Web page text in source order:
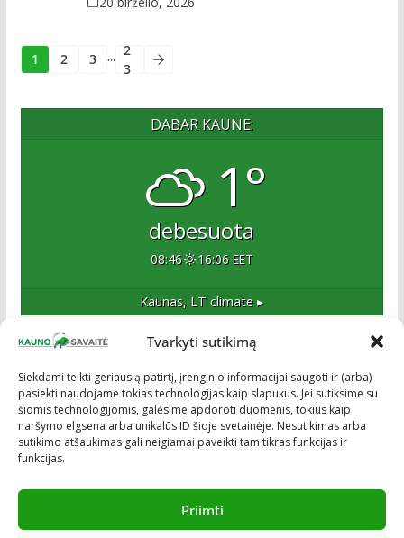
Tvarkyti sutikimą
Siekdami teikti geriausią patirtį, įrenginio informacijai saugoti ir (arba)
pasiekti naudojame tokias technologijas kaip slapukus. Jei sutiksime su
šiomis technologijomis, galėsime apdoroti duomenis, tokius kaip
naršymo elgsena arba unikalūs ID šioje svetainėje. Nesutikimas arba
sutikimo atšaukimas gali neigiamai paveikti tam tikras funkcijas ir
funkcijas.
Priimti
1 2 3 ... 2
3
DABAR KAUNE:
1°
debesuota
08:46 16:06 EET
Kaunas, LT climate ▸
Esame naujas Kaune, tačiau veržlus ir profesionalus
kolektyvas. Ne naujokai žiniasklaidoje. Į Kauną
žengiame tvirtai įsitikinę savo sėkme.